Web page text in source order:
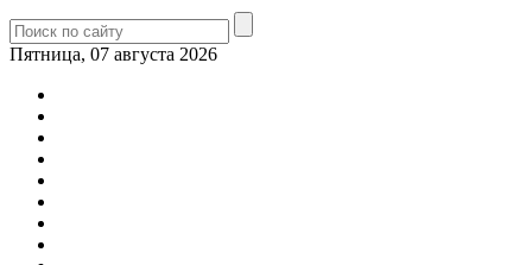
Пятница, 07 августа 2026